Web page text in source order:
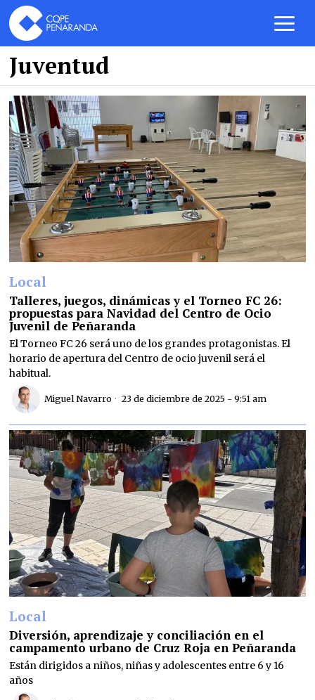
Juventud
Local
Talleres, juegos, dinámicas y el Torneo FC 26:
propuestas para Navidad del Centro de Ocio
Juvenil de Peñaranda
El Torneo FC 26 será uno de los grandes protagonistas. El
horario de apertura del Centro de ocio juvenil será el
habitual.
Miguel Navarro 23 de diciembre de 2025 - 9:51 am
Local
Diversión, aprendizaje y conciliación en el
campamento urbano de Cruz Roja en Peñaranda
Están dirigidos a niños, niñas y adolescentes entre 6 y 16
años